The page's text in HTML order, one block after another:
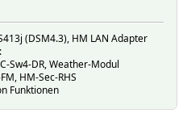
(DSM4.3), HM LAN Adapter
Sw4-DR, Weather-Modul
HM-Sec-RHS
Funktionen